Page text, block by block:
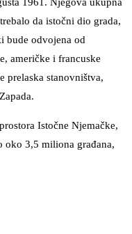
da istočni dio grada,
bude odvojena od
američke i francuske
prelaska stanovništva,
Istočne Njemačke,
oko 3,5 miliona građana,